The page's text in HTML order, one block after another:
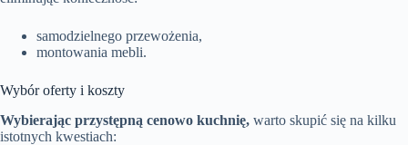
samodzielnego przewożenia,
montowania mebli.
Wybór oferty i koszty
Wybierając przystępną cenowo kuchnię, warto skupić się na kilku
istotnych kwestiach: